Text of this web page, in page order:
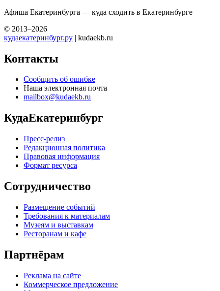
Афиша Екатеринбурга — куда сходить в Екатеринбурге
© 2013–2026
кудаекатеринбург.ру | kudaekb.ru
Контакты
Сообщить об ошибке
Наша электронная почта
mailbox@kudaekb.ru
КудаЕкатеринбург
Пресс-релиз
Редакционная политика
Правовая информация
Формат ресурса
Сотрудничество
Размещение событий
Требования к материалам
Музеям и выставкам
Ресторанам и кафе
Партнёрам
Реклама на сайте
Коммерческое предложение